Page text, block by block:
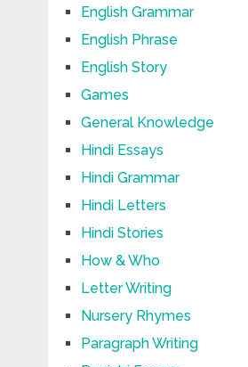
English Grammar
English Phrase
English Story
Games
General Knowledge
Hindi Essays
Hindi Grammar
Hindi Letters
Hindi Stories
How & Who
Letter Writing
Nursery Rhymes
Paragraph Writing